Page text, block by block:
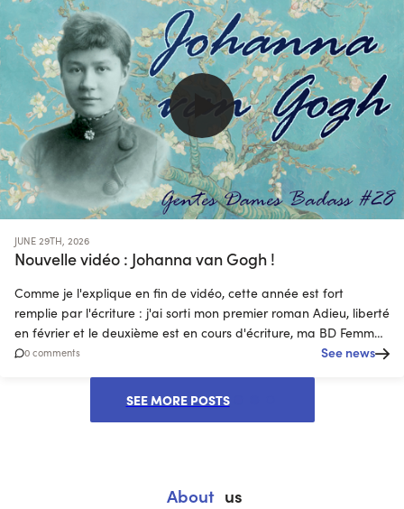
JUNE 29TH, 2026
Nouvelle vidéo : Johanna van Gogh !
Comme je l'explique en fin de vidéo, cette année est fort
remplie par l'écriture : j'ai sorti mon premier roman Adieu, liberté
en février et le deuxième est en cours d'écriture, ma BD Femmes
guerrières sortira le 16 septembre... Et par dessus le marché,
0 comments See news
SEE MORE POSTS
About us